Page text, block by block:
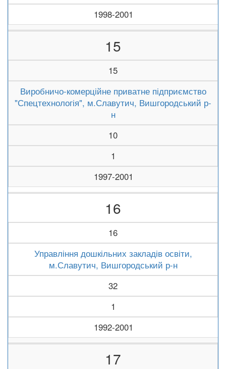
1998-2001
15
15
Виробничо-комерційне приватне підприємство
"Спецтехнологія", м.Славутич, Вишгородський р-
н
10
1
1997-2001
16
16
Управління дошкільних закладів освіти,
м.Славутич, Вишгородський р-н
32
1
1992-2001
17